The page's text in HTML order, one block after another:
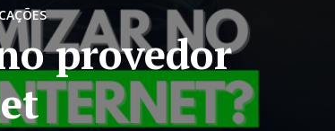
provedor